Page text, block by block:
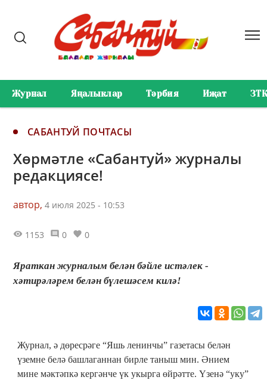
Журнал Яңалыклар Тәрбия Иҗат ЗТК
САБАНТУЙ ПОЧТАСЫ
Хөрмәтле «Сабантуй» журналы
редакциясе!
автор, 4 июля 2025 - 10:53
1153 0 0
Яраткан журналым белән бәйле истәлек -
хәтирәләрем белән бүлешәсем килә!
Журнал, ә дөресрәге “Яшь ленинчы” газетасы белән
үземне белә башлаганнан бирле таныш мин. Әнием
мине мәктәпкә кергәнче үк укырга өйрәтте. Үзенә “уку”